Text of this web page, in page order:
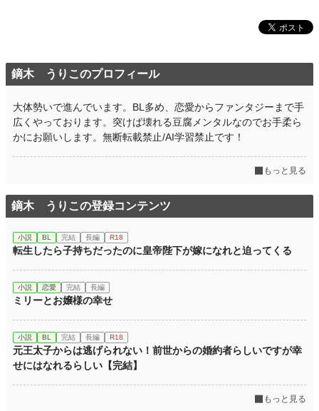
鏑木 うりこのプロフィール
大体勢いで進んでいます。BL多め、恋愛からファンタジーまで手
広くやっております。突けば壊れる豆腐メンタルなのでお手柔ら
かにお願いします。無断転載禁止/AI学習禁止です！
もっと見る
鏑木 うりこの登録コンテンツ
小説 BL 完結 長編 R18
転生したら子持ちだったのに皇帝陛下が嫁になれと迫ってくる
小説 恋愛 完結 長編
ミリーとお嬢様の幸せ
小説 BL 完結 長編 R18
元王太子からは逃げられない！前世からの婚約者らしいですが幸
せにはなれるらしい【完結】
もっと見る